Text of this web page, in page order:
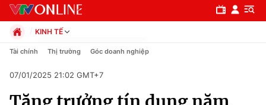
Chuyên mục
KINH TẾ
Chính trị
Pháp luật
Kinh tế
Tài chính Thị trường Góc doanh nghiệp
07/01/2025 21:02 GMT+7